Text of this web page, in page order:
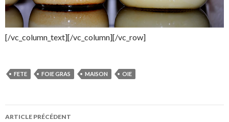
[/vc_column_text][/vc_column][/vc_row]
FETE FOIE GRAS MAISON OIE
Navigation
ARTICLE PRÉCÉDENT